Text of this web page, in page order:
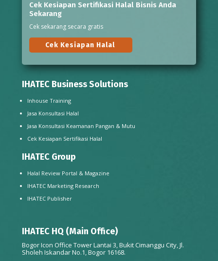
Cek Kesiapan Sertifikasi Halal Bisnis Anda
Sekarang
Cek sekarang secara gratis
Cek Kesiapan Halal
IHATEC Business Solutions
Inhouse Training
Jasa Konsultasi Halal
Jasa Konsultasi Keamanan Pangan & Mutu
Cek Kesiapan Sertifikasi Halal
IHATEC Group
Halal Review Portal & Magazine
IHATEC Marketing Research
IHATEC Publisher
IHATEC HQ (Main Office)
Bogor Icon Office Tower Lantai 3, Bukit Cimanggu City, Jl.
Sholeh Iskandar No.1, Bogor 16168.